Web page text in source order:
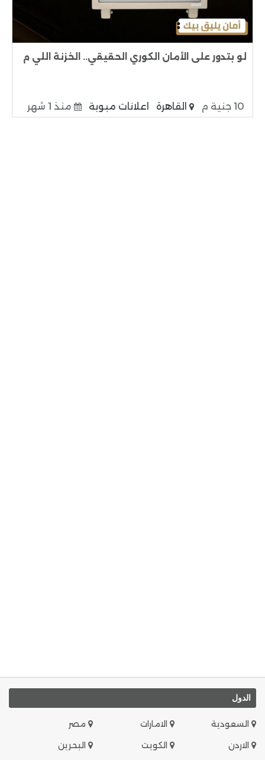
لو بتدور على الأمان الكوري الحقيقي.. الخزنة اللي م
10 جنية م القاهرة اعلانات مبوبة منذ 1 شهر
الدول
السعودية الامارات
مصر
الاردن
الكويت
البحرين